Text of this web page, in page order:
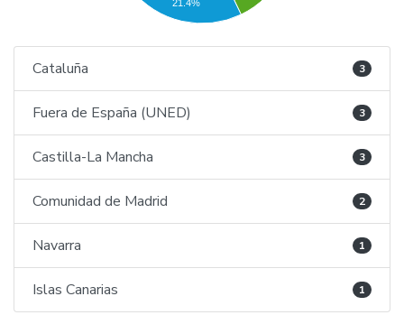
21.4%
Cataluña 3
Fuera de España (UNED) 3
Castilla-La Mancha 3
Comunidad de Madrid 2
Navarra 1
Islas Canarias 1